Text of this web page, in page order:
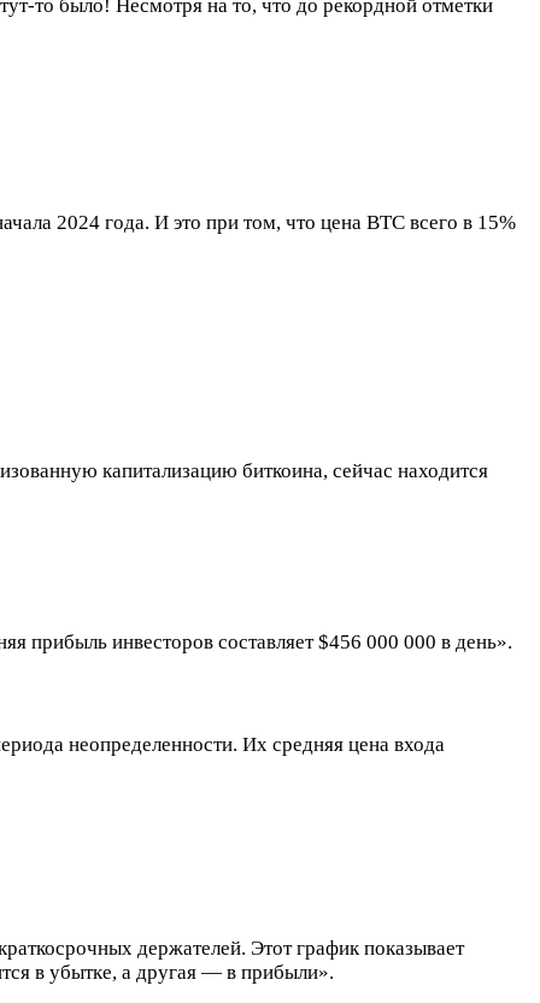
то было! Несмотря на то, что до рекордной отметки
2024 года. И это при том, что цена BTC всего в 15%
капитализацию биткоина, сейчас находится
прибыль инвесторов составляет $456 000 000 в день».
неопределенности. Их средняя цена входа
держателей. Этот график показывает
в убытке, а другая — в прибыли».